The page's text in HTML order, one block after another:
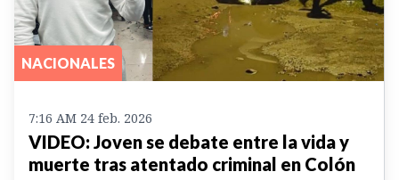
NACIONALES
7:16 AM 24 feb. 2026
VIDEO: Joven se debate entre la vida y
muerte tras atentado criminal en Colón